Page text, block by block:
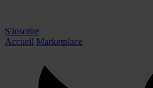
S'inscrire
Accueil Marketplace